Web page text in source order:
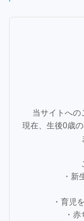
当サイトへの
現在、生後0歳
・新
・育児
・